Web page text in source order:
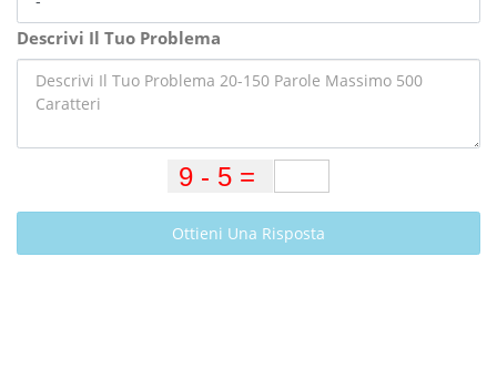
Descrivi Il Tuo Problema
Ottieni Una Risposta